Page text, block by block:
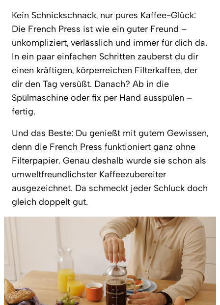
Kein Schnickschnack, nur pures Kaffee-Glück:
Die French Press ist wie ein guter Freund –
unkompliziert, verlässlich und immer für dich da.
In ein paar einfachen Schritten zauberst du dir
einen kräftigen, körperreichen Filterkaffee, der
dir den Tag versüßt. Danach? Ab in die
Spülmaschine oder fix per Hand ausspülen –
fertig.
Und das Beste: Du genießt mit gutem Gewissen,
denn die French Press funktioniert ganz ohne
Filterpapier. Genau deshalb wurde sie schon als
umweltfreundlichster Kaffeezubereiter
ausgezeichnet. Da schmeckt jeder Schluck doch
gleich doppelt gut.